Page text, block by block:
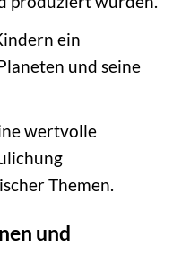
ein
und seine
wertvolle
Themen.
und